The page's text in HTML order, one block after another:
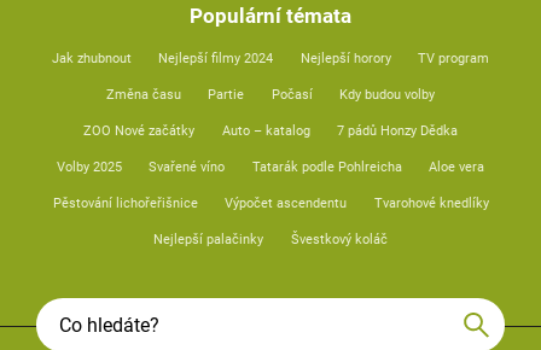
Populární témata
Jak zhubnout Nejlepší filmy 2024 Nejlepší horory TV program
Změna času Partie Počasí Kdy budou volby
ZOO Nové začátky Auto – katalog 7 pádů Honzy Dědka
Volby 2025 Svařené víno Tatarák podle Pohlreicha Aloe vera
Pěstování lichořeřišnice Výpočet ascendentu Tvarohové knedlíky
Nejlepší palačinky Švestkový koláč